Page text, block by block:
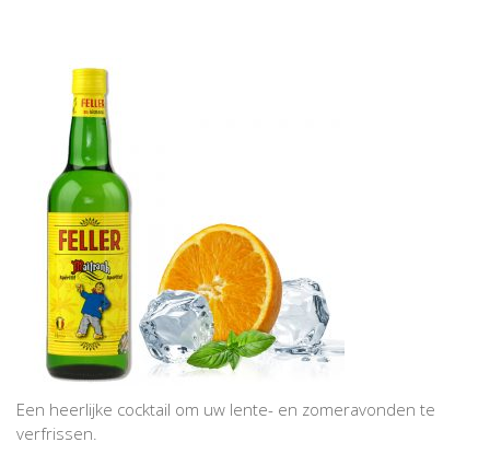
Een heerlijke cocktail om uw lente- en zomeravonden te
verfrissen.